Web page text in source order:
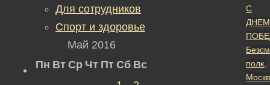
С
ДНЕМ
полк,
Для сотрудников
Спорт и здоровье
Май 2016
Пн Вт Ср Чт Пт Сб Вс